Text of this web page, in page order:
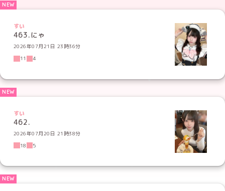
すい
463.にゃ
2026年07月21日 23時36分
11
4
すい
462.
2026年07月20日 21時38分
18
5